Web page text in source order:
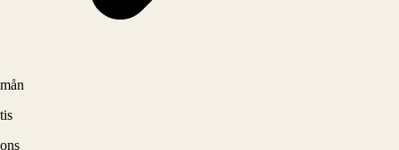
mån
tis
ons